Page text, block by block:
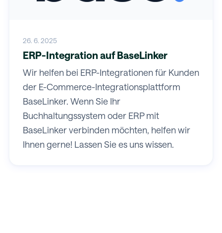
26. 6. 2025
ERP-Integration auf BaseLinker
Wir helfen bei ERP-Integrationen für Kunden
der E-Commerce-Integrationsplattform
BaseLinker. Wenn Sie Ihr
Buchhaltungssystem oder ERP mit
BaseLinker verbinden möchten, helfen wir
Ihnen gerne! Lassen Sie es uns wissen.